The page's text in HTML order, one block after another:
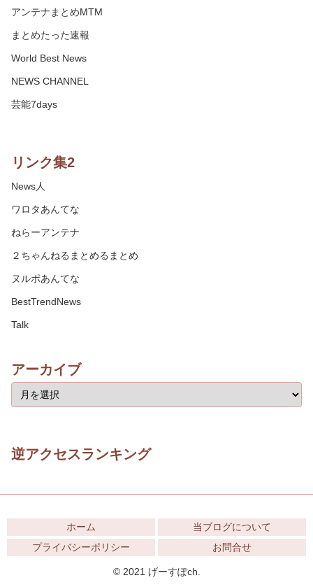
アンテナまとめMTM
まとめたった速報
World Best News
NEWS CHANNEL
芸能7days
リンク集2
News人
ワロタあんてな
ねらーアンテナ
２ちゃんねるまとめるまとめ
ヌルポあんてな
BestTrendNews
Talk
アーカイブ
逆アクセスランキング
ホーム
当ブログについて
プライバシーポリシー
お問合せ
© 2021 げーすぽch.